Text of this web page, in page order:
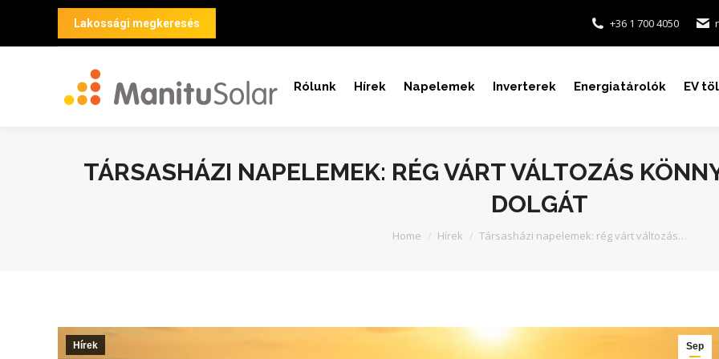
Lakossági megkeresés +36 1 700 4050
Rólunk Hírek Napelemek Inverterek Energiatárolók EV
TÁRSASHÁZI NAPELEMEK: RÉG VÁRT VÁLTOZÁS
DOLGÁT
You are here:
Home Hírek Társasházi napelemek: rég várt változás…
Sep
Hírek